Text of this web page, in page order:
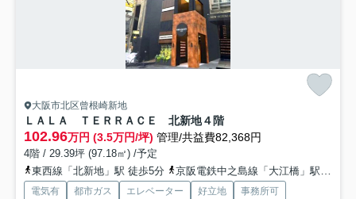
大阪市北区曾根崎新地
ＬＡＬＡ ＴＥＲＲＡＣＥ 北新地４階
102.96万円 (3.5万円/坪) 管理/共益費82,368円
4階 / 29.39坪 (97.18㎡) /予定
東西線「北新地」駅 徒歩5分
京阪電鉄中之島線「大江橋」駅 徒歩6分
電気有 都市ガス エレベーター 好立地
事務所可